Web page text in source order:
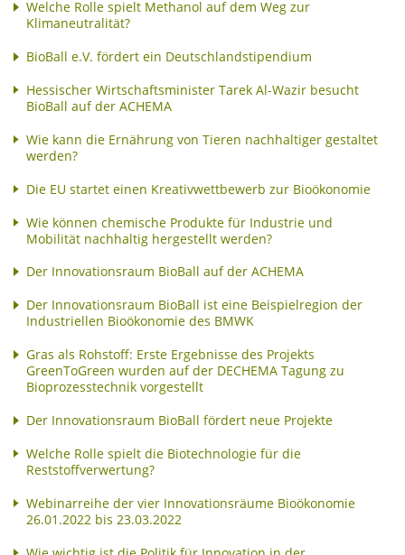
Welche Rolle spielt Methanol auf dem Weg zur
Klimaneutralität?
BioBall e.V. fördert ein Deutschlandstipendium
Hessischer Wirtschaftsminister Tarek Al-Wazir besucht
BioBall auf der ACHEMA
Wie kann die Ernährung von Tieren nachhaltiger gestaltet
werden?
Die EU startet einen Kreativwettbewerb zur Bioökonomie
Wie können chemische Produkte für Industrie und
Mobilität nachhaltig hergestellt werden?
Der Innovationsraum BioBall auf der ACHEMA
Der Innovationsraum BioBall ist eine Beispielregion der
Industriellen Bioökonomie des BMWK
Gras als Rohstoff: Erste Ergebnisse des Projekts
GreenToGreen wurden auf der DECHEMA Tagung zu
Bioprozesstechnik vorgestellt
Der Innovationsraum BioBall fördert neue Projekte
Welche Rolle spielt die Biotechnologie für die
Reststoffverwertung?
Webinarreihe der vier Innovationsräume Bioökonomie
26.01.2022 bis 23.03.2022